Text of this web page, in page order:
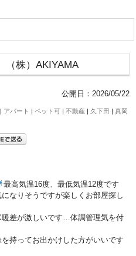
株）AKIYAMA
公開日： 2026/05/22
| アパート |ペット可 |不動産 | 久下田 |真岡
最高気温16度、最低気温12度です
なりそうですが楽しくお部屋探し
差が激しいです…体調管理気を付
持ってお出かけした方がいいです